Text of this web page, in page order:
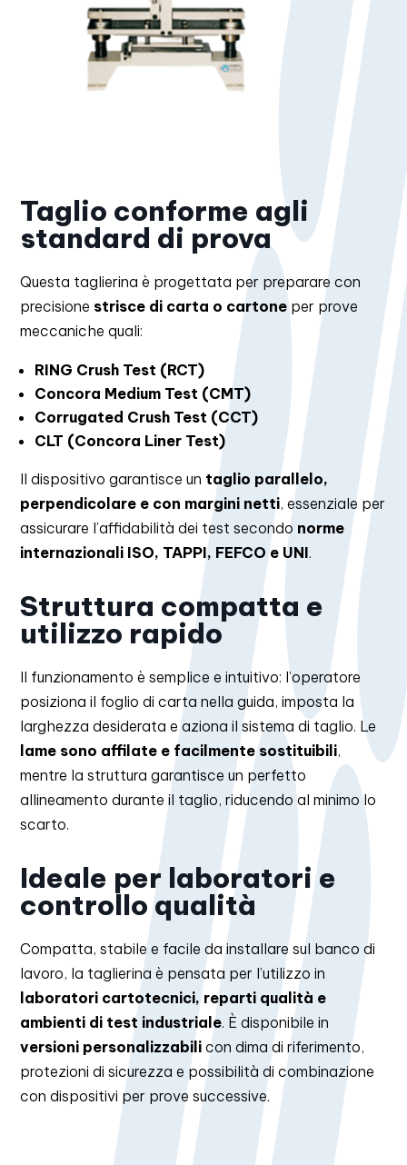
Taglio conforme agli
standard di prova
Questa taglierina è progettata per preparare con
precisione strisce di carta o cartone per prove
meccaniche quali:
RING Crush Test (RCT)
Concora Medium Test (CMT)
Corrugated Crush Test (CCT)
CLT (Concora Liner Test)
Il dispositivo garantisce un taglio parallelo,
perpendicolare e con margini netti, essenziale per
assicurare l’affidabilità dei test secondo norme
internazionali ISO, TAPPI, FEFCO e UNI.
Struttura compatta e
utilizzo rapido
Il funzionamento è semplice e intuitivo: l’operatore
posiziona il foglio di carta nella guida, imposta la
larghezza desiderata e aziona il sistema di taglio. Le
lame sono affilate e facilmente sostituibili,
mentre la struttura garantisce un perfetto
allineamento durante il taglio, riducendo al minimo lo
scarto.
Ideale per laboratori e
controllo qualità
Compatta, stabile e facile da installare sul banco di
lavoro, la taglierina è pensata per l’utilizzo in
laboratori cartotecnici, reparti qualità e
ambienti di test industriale. È disponibile in
versioni personalizzabili con dima di riferimento,
protezioni di sicurezza e possibilità di combinazione
con dispositivi per prove successive.